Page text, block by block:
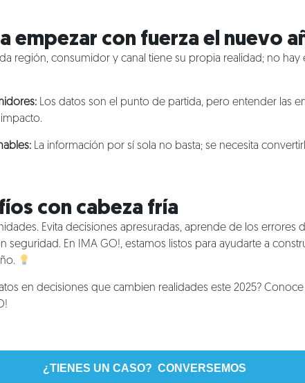
empezar con fuerza el nuevo
región, consumidor y canal tiene su propia realidad; no hay
Los datos son el punto de partida, pero entender las
La información por sí sola no basta; se necesita
con cabeza fría
Evita decisiones apresuradas, aprende de los errores
seguridad. En IMA GO!, estamos listos para ayudarte a
en decisiones que cambien realidades este 2025?
¿TIENES UN CASO? CONVERSEMOS